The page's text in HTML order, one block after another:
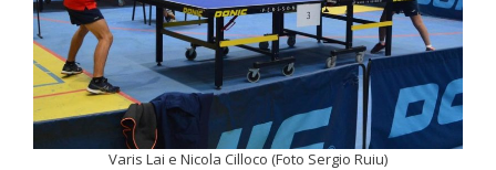
Varis Lai e Nicola Cilloco (Foto Sergio Ruiu)